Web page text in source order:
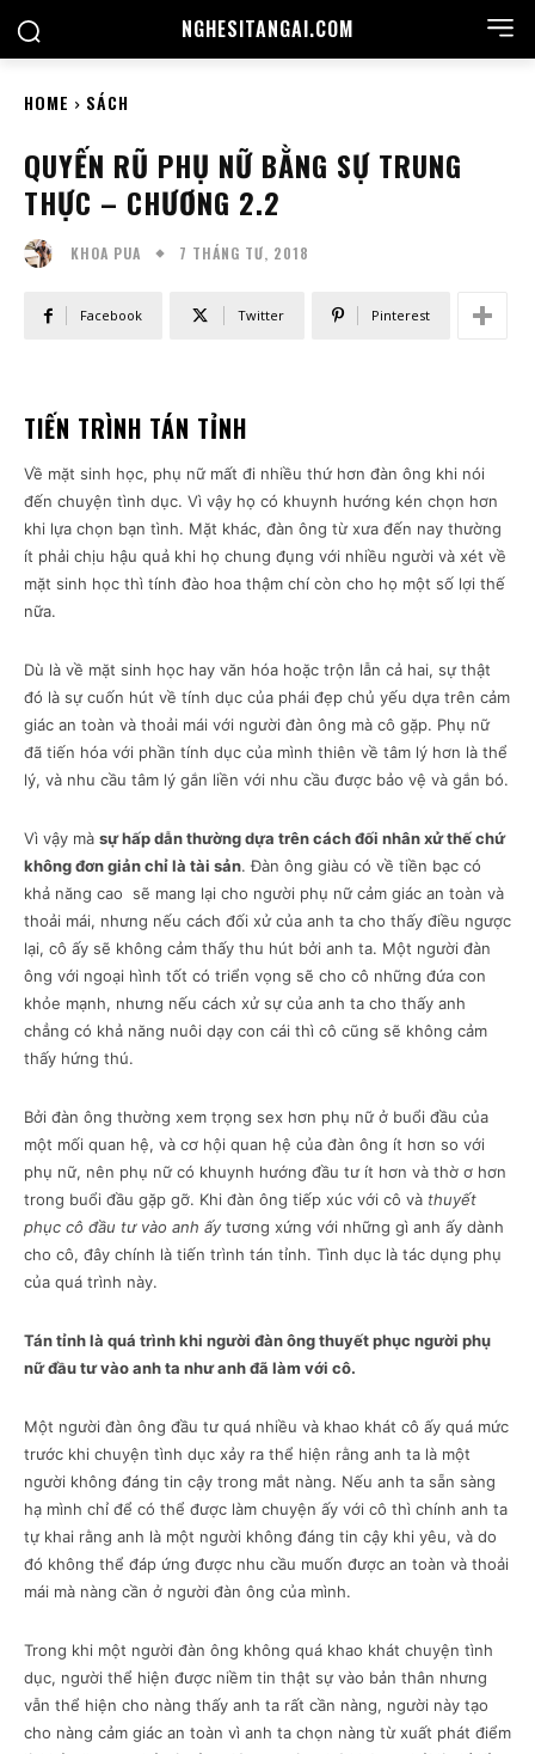
NGHESITANGAI.COM
HOME SÁCH
QUYẾN RŨ PHỤ NỮ BẰNG SỰ TRUNG
THỰC – CHƯƠNG 2.2
KHOA PUA 7 THÁNG TƯ, 2018
Facebook Twitter Pinterest
TIẾN TRÌNH TÁN TỈNH
Về mặt sinh học, phụ nữ mất đi nhiều thứ hơn đàn ông khi nói
đến chuyện tình dục. Vì vậy họ có khuynh hướng kén chọn hơn
khi lựa chọn bạn tình. Mặt khác, đàn ông từ xưa đến nay thường
ít phải chịu hậu quả khi họ chung đụng với nhiều người và xét về
mặt sinh học thì tính đào hoa thậm chí còn cho họ một số lợi thế
nữa.
Dù là về mặt sinh học hay văn hóa hoặc trộn lẫn cả hai, sự thật
đó là sự cuốn hút về tính dục của phái đẹp chủ yếu dựa trên cảm
giác an toàn và thoải mái với người đàn ông mà cô gặp. Phụ nữ
đã tiến hóa với phần tính dục của mình thiên về tâm lý hơn là thể
lý, và nhu cầu tâm lý gắn liền với nhu cầu được bảo vệ và gắn bó.
Vì vậy mà sự hấp dẫn thường dựa trên cách đối nhân xử thế chứ
không đơn giản chỉ là tài sản. Đàn ông giàu có về tiền bạc có
khả năng cao sẽ mang lại cho người phụ nữ cảm giác an toàn và
thoải mái, nhưng nếu cách đối xử của anh ta cho thấy điều ngược
lại, cô ấy sẽ không cảm thấy thu hút bởi anh ta. Một người đàn
ông với ngoại hình tốt có triển vọng sẽ cho cô những đứa con
khỏe mạnh, nhưng nếu cách xử sự của anh ta cho thấy anh
chẳng có khả năng nuôi dạy con cái thì cô cũng sẽ không cảm
thấy hứng thú.
Bởi đàn ông thường xem trọng sex hơn phụ nữ ở buổi đầu của
một mối quan hệ, và cơ hội quan hệ của đàn ông ít hơn so với
phụ nữ, nên phụ nữ có khuynh hướng đầu tư ít hơn và thờ ơ hơn
trong buổi đầu gặp gỡ. Khi đàn ông tiếp xúc với cô và thuyết
phục cô đầu tư vào anh ấy tương xứng với những gì anh ấy dành
cho cô, đây chính là tiến trình tán tỉnh. Tình dục là tác dụng phụ
của quá trình này.
Tán tỉnh là quá trình khi người đàn ông thuyết phục người phụ
nữ đầu tư vào anh ta như anh đã làm với cô.
Một người đàn ông đầu tư quá nhiều và khao khát cô ấy quá mức
trước khi chuyện tình dục xảy ra thể hiện rằng anh ta là một
người không đáng tin cậy trong mắt nàng. Nếu anh ta sẵn sàng
hạ mình chỉ để có thể được làm chuyện ấy với cô thì chính anh ta
tự khai rằng anh là một người không đáng tin cậy khi yêu, và do
đó không thể đáp ứng được nhu cầu muốn được an toàn và thoải
mái mà nàng cần ở người đàn ông của mình.
Trong khi một người đàn ông không quá khao khát chuyện tình
dục, người thể hiện được niềm tin thật sự vào bản thân nhưng
vẫn thể hiện cho nàng thấy anh ta rất cần nàng, người này tạo
cho nàng cảm giác an toàn vì anh ta chọn nàng từ xuất phát điểm